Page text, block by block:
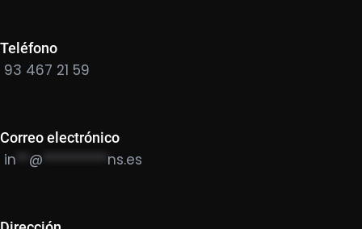
Teléfono
93 467 21 59
Correo electrónico
in @ ********** ns.es